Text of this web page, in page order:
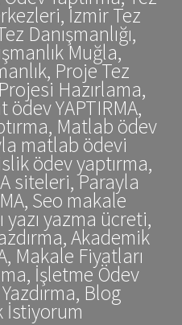
İzmir Tez
Danışmanlığı,
Muğla,
Proje Tez
Hazırlama,
ödev YAPTIRMA,
Matlab ödev
matlab ödevi
ödev yaptırma,
siteleri, Parayla
Seo makale
yazı yazma ücreti,
Akademik
Makale Fiyatları
İşletme Ödev
Blog
İstiyorum